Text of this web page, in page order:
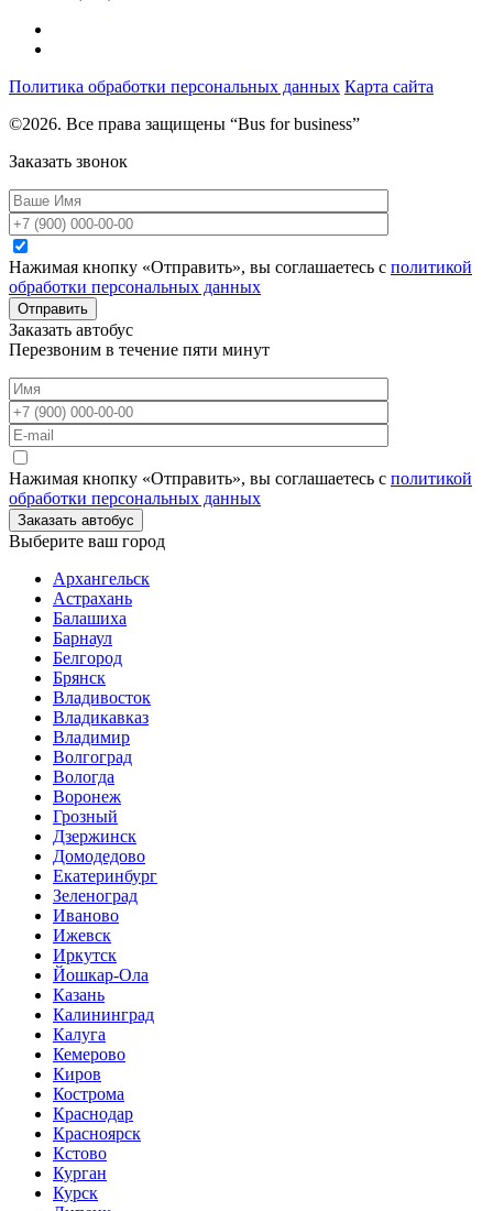
Политика обработки персональных данных Карта сайта
©2026. Все права защищены “Bus for business”
Заказать звонок
Нажимая кнопку «Отправить», вы соглашаетесь с политикой
обработки персональных данных
Отправить
Заказать автобус
Перезвоним в течение пяти минут
Нажимая кнопку «Отправить», вы соглашаетесь с политикой
обработки персональных данных
Заказать автобус
Выберите ваш город
Архангельск
Астрахань
Балашиха
Барнаул
Белгород
Брянск
Владивосток
Владикавказ
Владимир
Волгоград
Вологда
Воронеж
Грозный
Дзержинск
Домодедово
Екатеринбург
Зеленоград
Иваново
Ижевск
Иркутск
Йошкар-Ола
Казань
Калининград
Калуга
Кемерово
Киров
Кострома
Краснодар
Красноярск
Кстово
Курган
Курск